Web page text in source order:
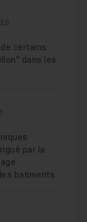
certains
dans les
par la
batiments